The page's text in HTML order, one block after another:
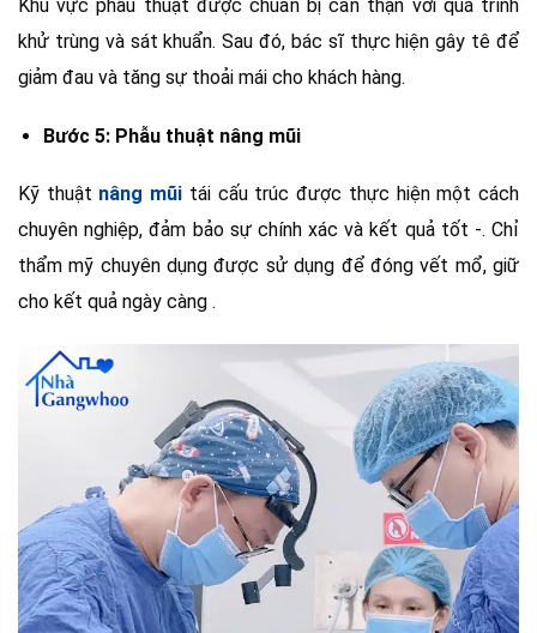
Khu vực phẫu thuật được chuẩn bị cẩn thận với quá trình
khử trùng và sát khuẩn. Sau đó, bác sĩ thực hiện gây tê để
giảm đau và tăng sự thoải mái cho khách hàng.
Bước 5: Phẫu thuật nâng mũi
Kỹ thuật nâng mũi tái cấu trúc được thực hiện một cách
chuyên nghiệp, đảm bảo sự chính xác và kết quả tốt -. Chỉ
thẩm mỹ chuyên dụng được sử dụng để đóng vết mổ, giữ
cho kết quả ngày càng .